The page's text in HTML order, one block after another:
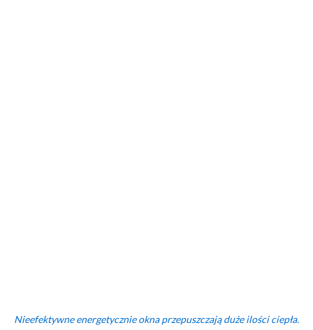
Nieefektywne energetycznie okna przepuszczają duże ilości ciepła.